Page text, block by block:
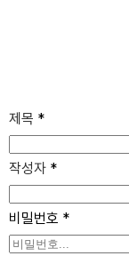
제목 *
작성자 *
비밀번호 *